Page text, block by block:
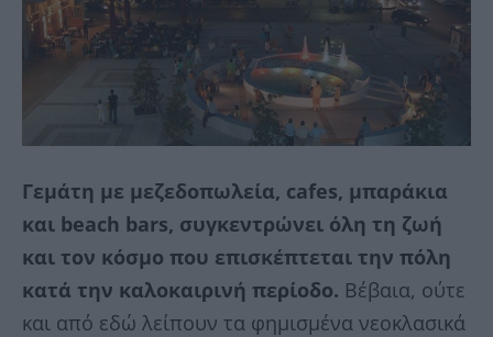
Γεμάτη με μεζεδοπωλεία, cafes, μπαράκια
και beach bars, συγκεντρώνει όλη τη ζωή
και τον κόσμο που επισκέπτεται την πόλη
κατά την καλοκαιρινή περίοδο. Βέβαια, ούτε
και από εδώ λείπουν τα φημισμένα νεοκλασικά